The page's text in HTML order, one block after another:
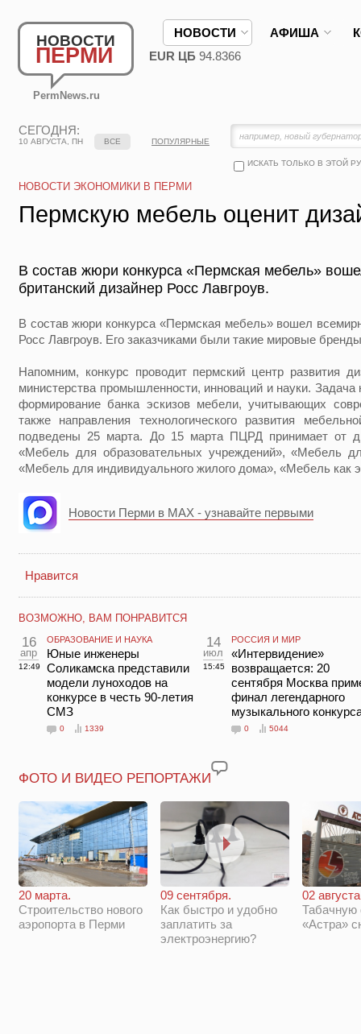
НОВОСТИ
ПЕРМИ
PermNews.ru
НОВОСТИ АФИША
EUR ЦБ 94.8366
СЕГОДНЯ:
10 АВГУСТА, ПН
ИСКАТЬ ТОЛЬКО В ЭТОЙ
ВСЕ ПОПУЛЯРНЫЕ
НОВОСТИ ЭКОНОМИКИ В ПЕРМИ
Пермскую мебель оценит
В состав жюри конкурса «Пермская мебель»
британский дизайнер Росс Лавгроув.
В состав жюри конкурса «Пермская мебель» вошел
Росс Лавгроув. Его заказчиками были такие мировые
Напомним, конкурс проводит пермский центр развития
министерства промышленности, инноваций и науки.
формирование банка эскизов мебели, учитывающих
также направления технологического развития
подведены 25 марта. До 15 марта ПЦРД принимает от
«Мебель для образовательных учреждений», «Мебель
«Мебель для индивидуального жилого дома», «Мебель как
Новости Перми в MAX - узнавайте первыми
Нравится
ВОЗМОЖНО, ВАМ ПОНРАВИТСЯ
16
апр
12:49
ОБРАЗОВАНИЕ И НАУКА
Юные инженеры
Соликамска представили
модели луноходов на
конкурсе в честь 90-летия
СМЗ
0 1339
14
июл
15:45
РОССИЯ И МИР
«Интервидение»
возвращается: 20
сентября Москва
финал легендарного
музыкального
0 5044
ФОТО И ВИДЕО РЕПОРТАЖИ
20 марта.
Строительство нового
аэропорта в Перми
09 сентября.
Как быстро и удобно
заплатить за
электроэнергию?
02
Табачную
«Астра»